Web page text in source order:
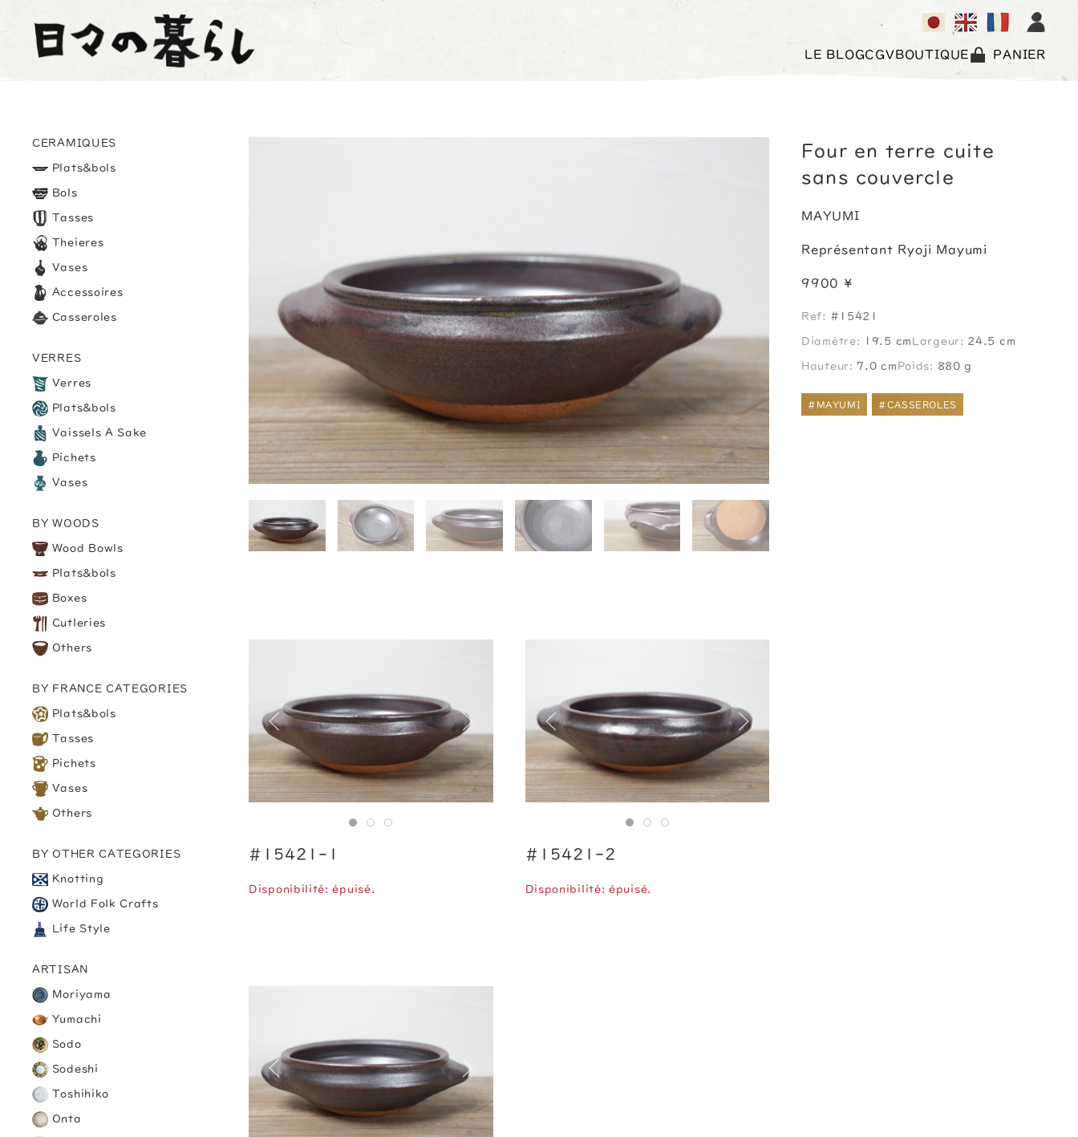
LE BLOGCGVBOUTIQUE PANIER
CERAMIQUES
Plats&bols
Bols
Tasses
Theieres
Vases
Accessoires
Casseroles
VERRES
Verres
Plats&bols
Vaissels A Sake
Pichets
Vases
BY WOODS
Wood Bowls
Plats&bols
Boxes
Cutleries
Others
BY FRANCE CATEGORIES
Plats&bols
Tasses
Pichets
Vases
Others
BY OTHER CATEGORIES
Knotting
World Folk Crafts
Life Style
ARTISAN
Moriyama
Yumachi
Sodo
Sodeshi
Toshihiko
Onta
#15421-1
Disponibilité: épuisé.
#15421-2
Disponibilité: épuisé.
Four en terre cuite
sans couvercle
MAYUMI
Représentant Ryoji Mayumi
9900 ¥
Ref: #15421
Diamètre: 19.5 cm Largeur: 24.5 cm
Hauteur: 7.0 cm Poids: 880 g
#MAYUMI #CASSEROLES